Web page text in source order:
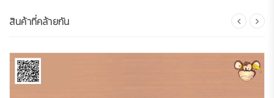
สินค้าที่คล้ายกัน